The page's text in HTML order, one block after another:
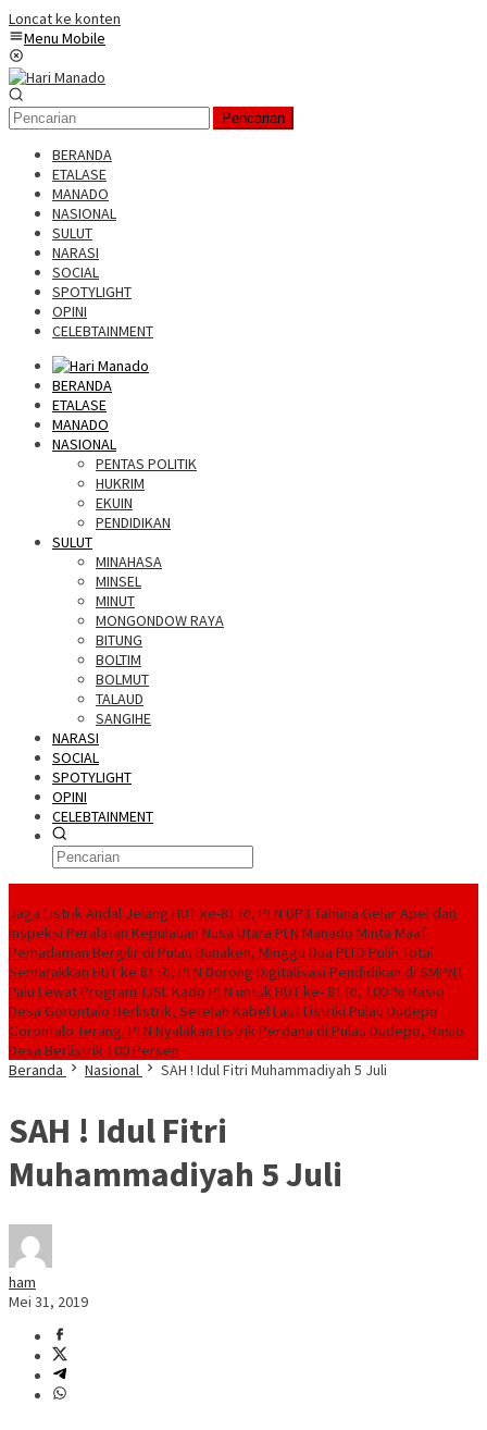
Loncat ke konten
Menu Mobile
Pencarian
BERANDA
ETALASE
MANADO
NASIONAL
SULUT
NARASI
SOCIAL
SPOTYLIGHT
OPINI
CELEBTAINMENT
BERANDA
ETALASE
MANADO
NASIONAL
PENTAS POLITIK
HUKRIM
EKUIN
PENDIDIKAN
SULUT
MINAHASA
MINSEL
MINUT
MONGONDOW RAYA
BITUNG
BOLTIM
BOLMUT
TALAUD
SANGIHE
NARASI
SOCIAL
SPOTYLIGHT
OPINI
CELEBTAINMENT
Jaga Listrik Andal Jelang HUT ke-81 RI, PLN UP3 Tahuna Gelar Apel dan
Inspeksi Peralatan Kepulauan Nusa Utara PLN Manado Minta Maaf
Pemadaman Bergilir di Pulau Bunaken, Minggu Dua PLTD Pulih Total
Semarakkan HUT ke 81 RI, PLN Dorong Digitalisasi Pendidikan di SMPN1
Palu Lewat Program TJSLKado PLN untuk HUT ke- 81 RI, 100 % Rasio
Desa Gorontalo Berlistrik, Setelah Kabel Laut Listriki Pulau Dudepo
Gorontalo Terang. PLN Nyalakan Listrik Perdana di Pulau Dudepo, Rasio
Desa Berlistrik 100 Persen
Beranda
Nasional SAH ! Idul Fitri Muhammadiyah 5 Juli
SAH ! Idul Fitri
Muhammadiyah 5 Juli
ham
Mei 31, 2019